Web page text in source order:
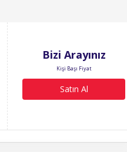
Bizi Arayınız
Kişi Başı Fiyat
Satın Al